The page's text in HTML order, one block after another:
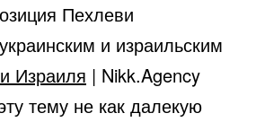
Пехлеви
и израильским
Израиля | Nikk.Agency
тему не как далекую